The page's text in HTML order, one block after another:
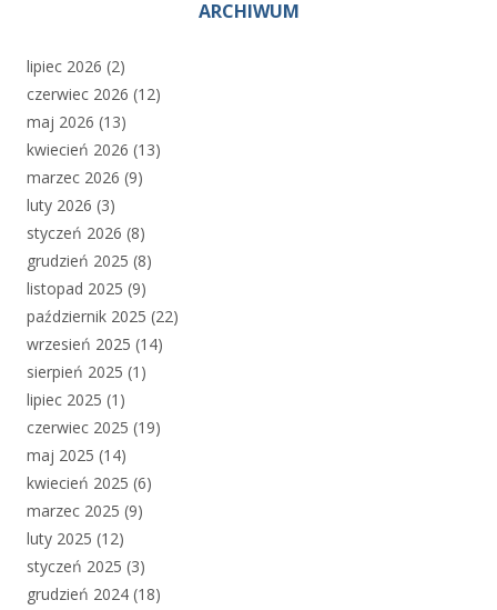
ARCHIWUM
lipiec 2026 (2)
czerwiec 2026 (12)
maj 2026 (13)
kwiecień 2026 (13)
marzec 2026 (9)
luty 2026 (3)
styczeń 2026 (8)
grudzień 2025 (8)
listopad 2025 (9)
październik 2025 (22)
wrzesień 2025 (14)
sierpień 2025 (1)
lipiec 2025 (1)
czerwiec 2025 (19)
maj 2025 (14)
kwiecień 2025 (6)
marzec 2025 (9)
luty 2025 (12)
styczeń 2025 (3)
grudzień 2024 (18)